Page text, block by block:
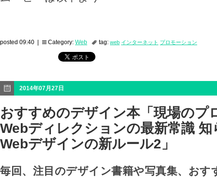
posted 09:40 | Category: Web tag: web インターネット プロモーション
2014年07月27日
おすすめのデザイン本「現場のプ
Webディレクションの最新常識
Webデザインの新ルール2」
毎回、注目のデザイン書籍や写真集、おす